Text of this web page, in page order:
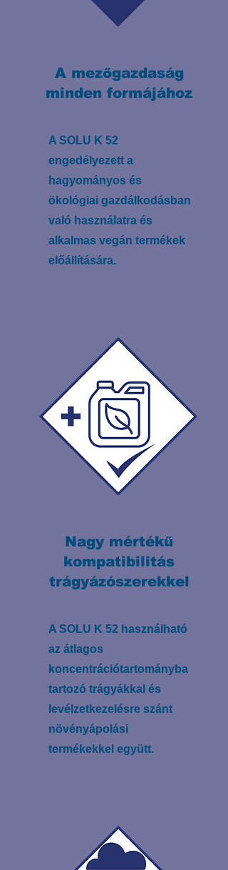
A mezőgazdaság
minden formájához
A SOLU K 52
engedélyezett a
hagyományos és
ökológiai gazdálkodásban
való használatra és
alkalmas vegán termékek
előállítására.
Nagy mértékű
kompatibilitás
trágyázószerekkel
A SOLU K 52 használható
az átlagos
koncentrációtartományba
tartozó trágyákkal és
levélzetkezelésre szánt
növényápolási
termékekkel együtt.